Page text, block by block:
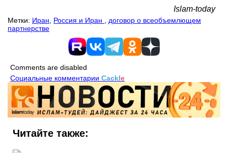
Islam-today
Метки: Иран Россия и Иран
договор о всеобъемлющем
партнерстве
Comments are disabled
Социальные комментарии Cackle
Читайте также: